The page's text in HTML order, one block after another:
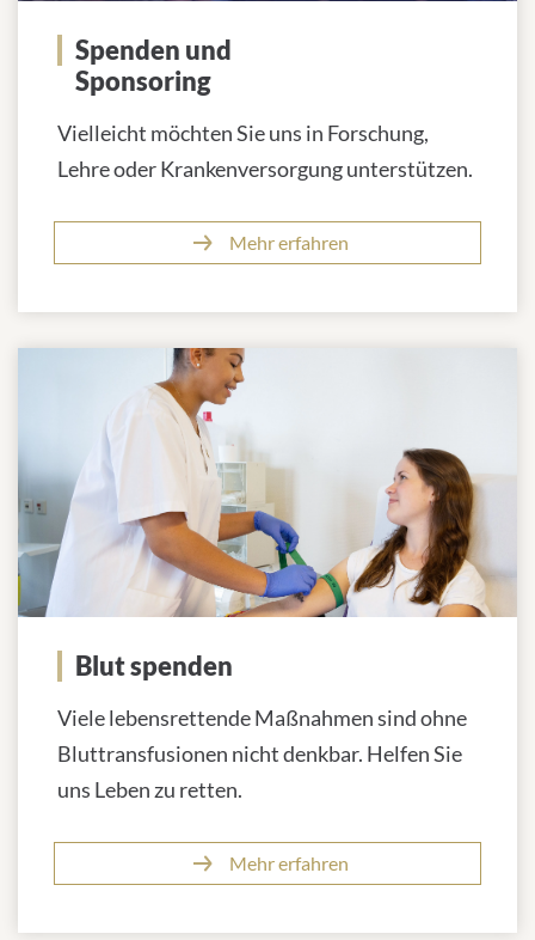
Spenden und
Sponsoring
Vielleicht möchten Sie uns in Forschung,
Lehre oder Krankenversorgung unterstützen.
Mehr erfahren
Blut spenden
Viele lebensrettende Maßnahmen sind ohne
Bluttransfusionen nicht denkbar. Helfen Sie
uns Leben zu retten.
Mehr erfahren